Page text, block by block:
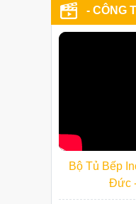
- CÔNG
Bộ Tủ Bếp
Đức